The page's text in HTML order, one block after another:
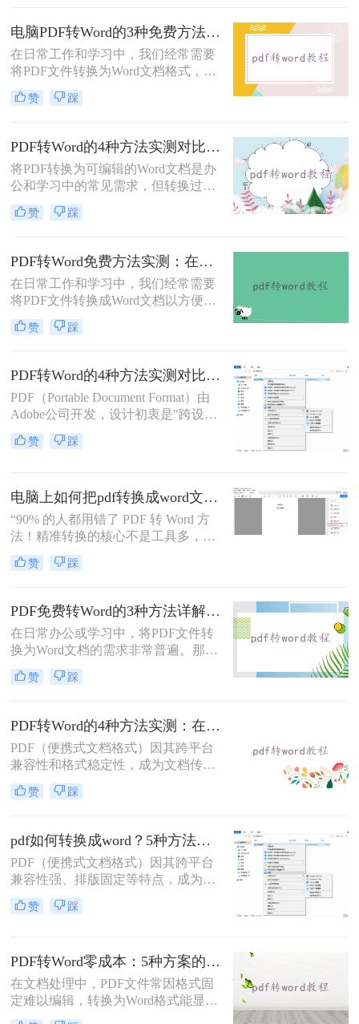
常见且高效的方法，帮助您快速完成
转换。
电脑PDF转Word的3种免费方法实测：含效果对比与适用场景说明！
在日常工作和学习中，我们经常需要
将PDF文件转换为Word文档格式，以
便进行编辑和修改。那么电脑pdf怎么
转word文档格式免费呢？本文将介绍
现PDF到Word的转换。
赞 踩
PDF转Word的4种方法实测对比：在线工具、Adobe Acrobat、Word内置与OCR识别方案选择！
将PDF转换为可编辑的Word文档是办
公和学习中的常见需求，但转换过程
中常出现格式错乱、图片丢失等问
题。那么pdf文档怎么转换成word格式
助你高效完成转换。
赞 踩
PDF转Word免费方法实测：在线工具、Word内置功能与手动复制3种方式对比！
在日常工作和学习中，我们经常需要
将PDF文件转换成Word文档以方便编
辑。那么怎么不花钱把pdf转成word
呢？以下是三种可以免费使用的PDF
选择最适合的方式。
赞 踩
PDF转Word的4种方法实测对比（附还原度对比表）！
PDF（Portable Document Format）由
Adobe公司开发，设计初衷是"跨设备
一致性呈现"——无论在什么设备上
打开，排版都完全一样。这个优点也
位置，而Word是流式排版，内容从上
到下流动、自动换行。
赞 踩
电脑上如何把pdf转换成word文档？这3个高效精准的方法，让你办公效能翻倍！
“90% 的人都用错了 PDF 转 Word 方
法！精准转换的核心不是工具多，而
是选对适配场景”职场中，“PDF 转
Word” 是高频刚需 —— 项目报告需提
论文需调整格式，稍有不慎就会出现
排版错乱、文字丢失、表格变形等问
题。
赞 踩
PDF免费转Word的3种方法详解：复制粘贴、在线工具与Word内置转换效果对比！
在日常办公或学习中，将PDF文件转
换为Word文档的需求非常普遍。那么
pdf怎么免费转换成word文档呢？本文
将重点介绍三种免费且无需专业技能
题。
赞 踩
PDF转Word的4种方法实测：在线工具、Word、Adobe与开源软件对比！！
PDF（便携式文档格式）因其跨平台
兼容性和格式稳定性，成为文档传输
的首选格式。然而，当我们需要编辑
文档内容时，将其转换为Word格式
word怎么转呢？本文将详细介绍几种
常用的PDF转Word方法，助您轻松完
成转换。
赞 踩
pdf如何转换成word？5种方法从免费到编程实测对比！
PDF（便携式文档格式）因其跨平台
兼容性强、排版固定等特点，成为文
档共享和存档的首选。但若需编辑内
容或调整格式，需将PDF转换为
户高效完成转换。
赞 踩
PDF转Word零成本：5种方案的成本、速度、精度对比！
在文档处理中，PDF文件常因格式固
定难以编辑，转换为Word格式能显著
提升工作效率。然而，市面上许多转